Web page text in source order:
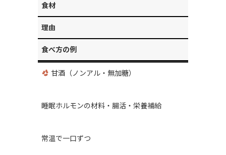
食材
理由
食べ方の例
甘酒（ノンアル・無加糖）
睡眠ホルモンの材料・腸活・栄養補給
常温で一口ずつ